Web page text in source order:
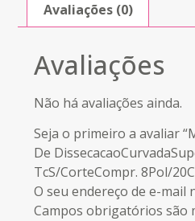
Avaliações (0)
Avaliações
Não há avaliações ainda.
Seja o primeiro a avaliar
De
TcS/CorteCompr. 8Pol/
O seu endereço de e-mail
Campos obrigatórios são